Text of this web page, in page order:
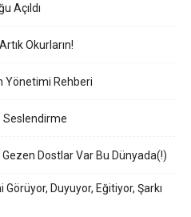
Açıldı
Okurların!
Yönetimi Rehberi
Seslendirme
Dostlar Var Bu Dünyada(!)
Duyuyor, Eğitiyor, Şarkı